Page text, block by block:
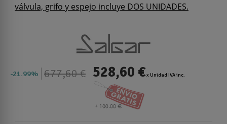
válvula, grifo y espejo incluye DOS UNIDADES.
21.99% 677,60 € 528,60 €x Unidad IVA inc.